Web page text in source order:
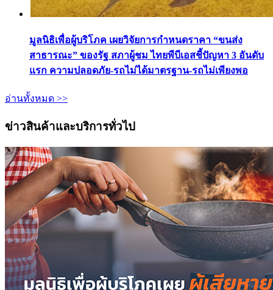
มูลนิธิเพื่อผู้บริโภค เผยวิจัยการกำหนดราคา “ขนส่ง
สาธารณะ” ของรัฐ สภาผู้ชม ไทยพีบีเอสชี้ปัญหา 3 อันดับ
แรก ความปลอดภัย-รถไม่ได้มาตรฐาน-รถไม่เพียงพอ
อ่านทั้งหมด >>
ข่าวสินค้าและบริการทั่วไป